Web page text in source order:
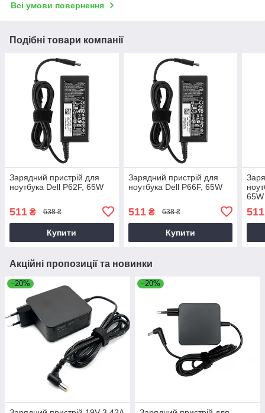
Всі умови повернення
Подібні товари компанії
Зарядний пристрій для
ноутбука Dell P62F, 65W
511 ₴ 638 ₴
Купити
Зарядний пристрій для
ноутбука Dell P66F, 65W
511₴ 638 ₴
Купити
65W
511
Акційні пропозиції та новинки
–20% –20%